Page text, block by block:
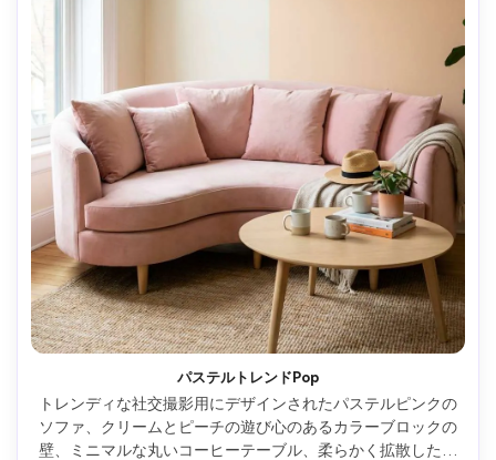
パステルトレンドPop
トレンディな社交撮影用にデザインされたパステルピンクの
ソファ、クリームとピーチの遊び心のあるカラーブロックの
壁、ミニマルな丸いコーヒーテーブル、柔らかく拡散した日